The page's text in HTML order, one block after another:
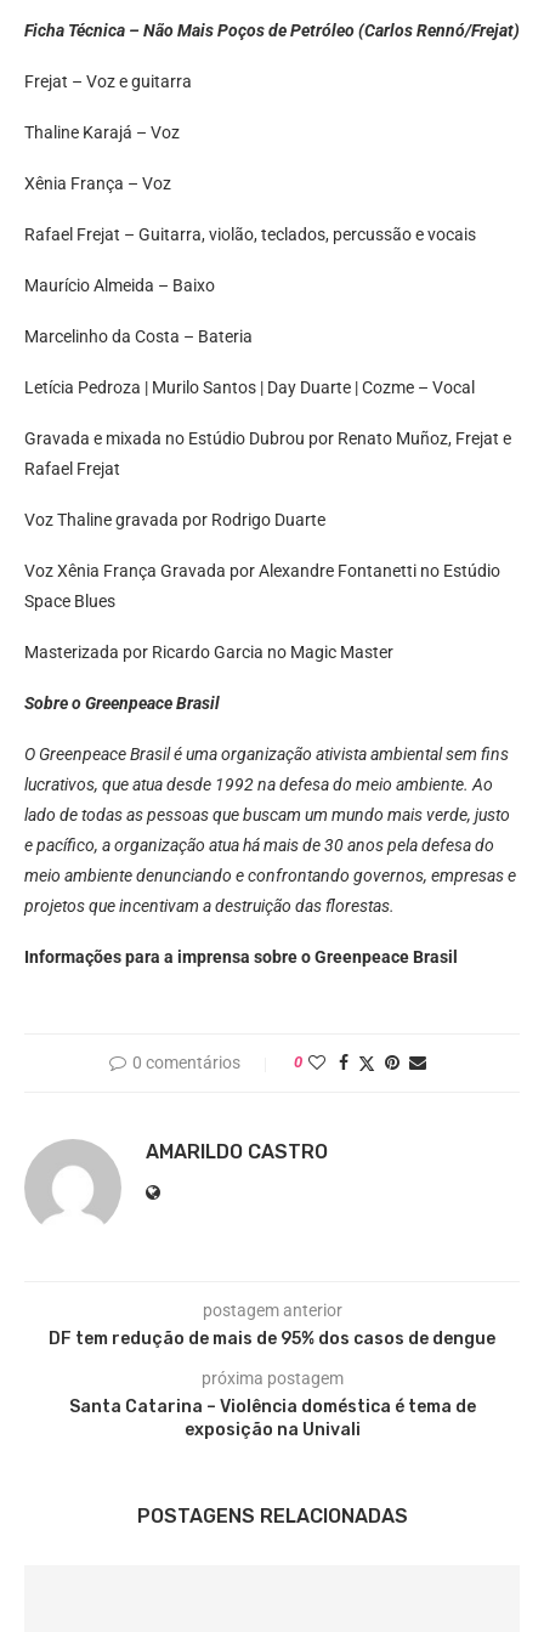
Ficha Técnica – Não Mais Poços de Petróleo (Carlos Rennó/Frejat)
Frejat – Voz e guitarra
Thaline Karajá – Voz
Xênia França – Voz
Rafael Frejat – Guitarra, violão, teclados, percussão e vocais
Maurício Almeida – Baixo
Marcelinho da Costa – Bateria
Letícia Pedroza | Murilo Santos | Day Duarte | Cozme – Vocal
Gravada e mixada no Estúdio Dubrou por Renato Muñoz, Frejat e
Rafael Frejat
Voz Thaline gravada por Rodrigo Duarte
Voz Xênia França Gravada por Alexandre Fontanetti no Estúdio
Space Blues
Masterizada por Ricardo Garcia no Magic Master
Sobre o Greenpeace Brasil
O Greenpeace Brasil é uma organização ativista ambiental sem fins
lucrativos, que atua desde 1992 na defesa do meio ambiente. Ao
lado de todas as pessoas que buscam um mundo mais verde, justo
e pacífico, a organização atua há mais de 30 anos pela defesa do
meio ambiente denunciando e confrontando governos, empresas e
projetos que incentivam a destruição das florestas.
Informações para a imprensa sobre o Greenpeace Brasil
0 comentários 0
AMARILDO CASTRO
postagem anterior
DF tem redução de mais de 95% dos casos de dengue
próxima postagem
Santa Catarina – Violência doméstica é tema de
exposição na Univali
POSTAGENS RELACIONADAS